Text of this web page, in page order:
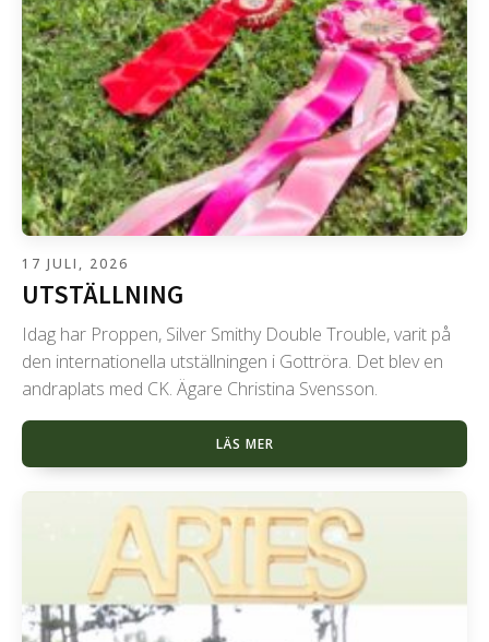
17 JULI, 2026
UTSTÄLLNING
Idag har Proppen, Silver Smithy Double Trouble, varit på
den internationella utställningen i Gottröra. Det blev en
andraplats med CK. Ägare Christina Svensson.
LÄS MER